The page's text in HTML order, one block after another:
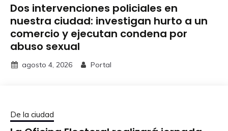
Dos intervenciones policiales en
nuestra ciudad: investigan hurto a un
comercio y ejecutan condena por
abuso sexual
agosto 4, 2026 Portal
De la ciudad